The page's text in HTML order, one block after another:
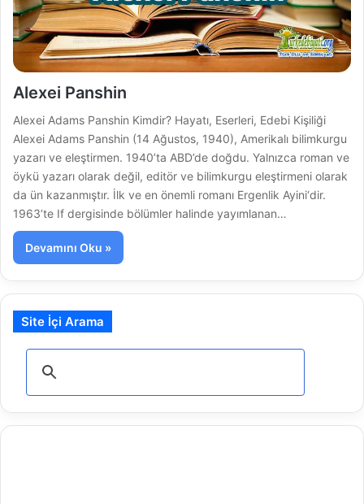
Alexei Panshin
Alexei Adams Panshin Kimdir? Hayatı, Eserleri, Edebi Kişiliği
Alexei Adams Panshin (14 Ağustos, 1940), Amerikalı bilimkurgu
yazarı ve eleştirmen. 1940’ta ABD’de doğdu. Yalnızca roman ve
öykü yazarı olarak değil, editör ve bilimkurgu eleştirmeni olarak
da ün kazanmıştır. İlk ve en önemli romanı Ergenlik Ayini‘dir.
1963’te If dergisinde bölümler halinde yayımlanan…
Devamını Oku »
Site İçi Arama